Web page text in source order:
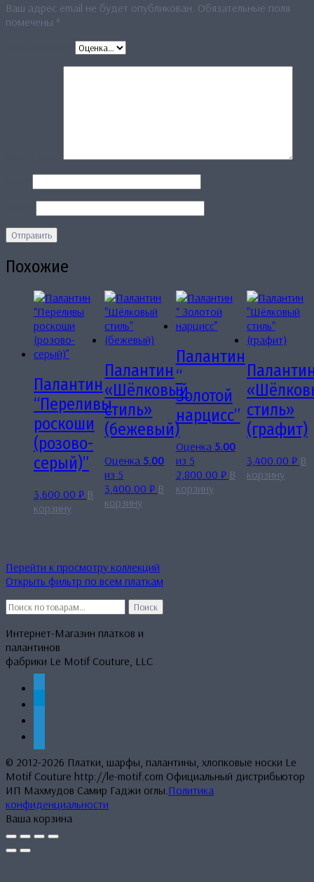
Ваш адрес email не будет опубликован. Обязательные поля
помечены *
Похожие
Палантин
“Переливы
роскоши
(розово-
серый)”
3,600.00 ₽ В
корзину
Палантин
«Шёлковый
стиль»
(бежевый)
Оценка 5.00
из 5
3,400.00₽ В
корзину
Палантин
“
Золотой
нарцисс”
Оценка 5.00
из 5
2,800.00 ₽ В
корзину
стиль»
(графит)
3,400.00 ₽ В
корзину
Перейти к просмотру коллекций
Открыть фильтр по всем платкам
Искать:
Поиск
Интернет-Магазин платков и
палантинов
фабрики Le Motif Couture, LLC
© 2012-2026 Платки, шарфы, палантины, хлопковые носки Le
Motif Couture http://le-motif.com Официальный дистрибьютор
ИП Махмудов Самир Гаджи оглы. Политика
конфиденциальности
Ваша корзина